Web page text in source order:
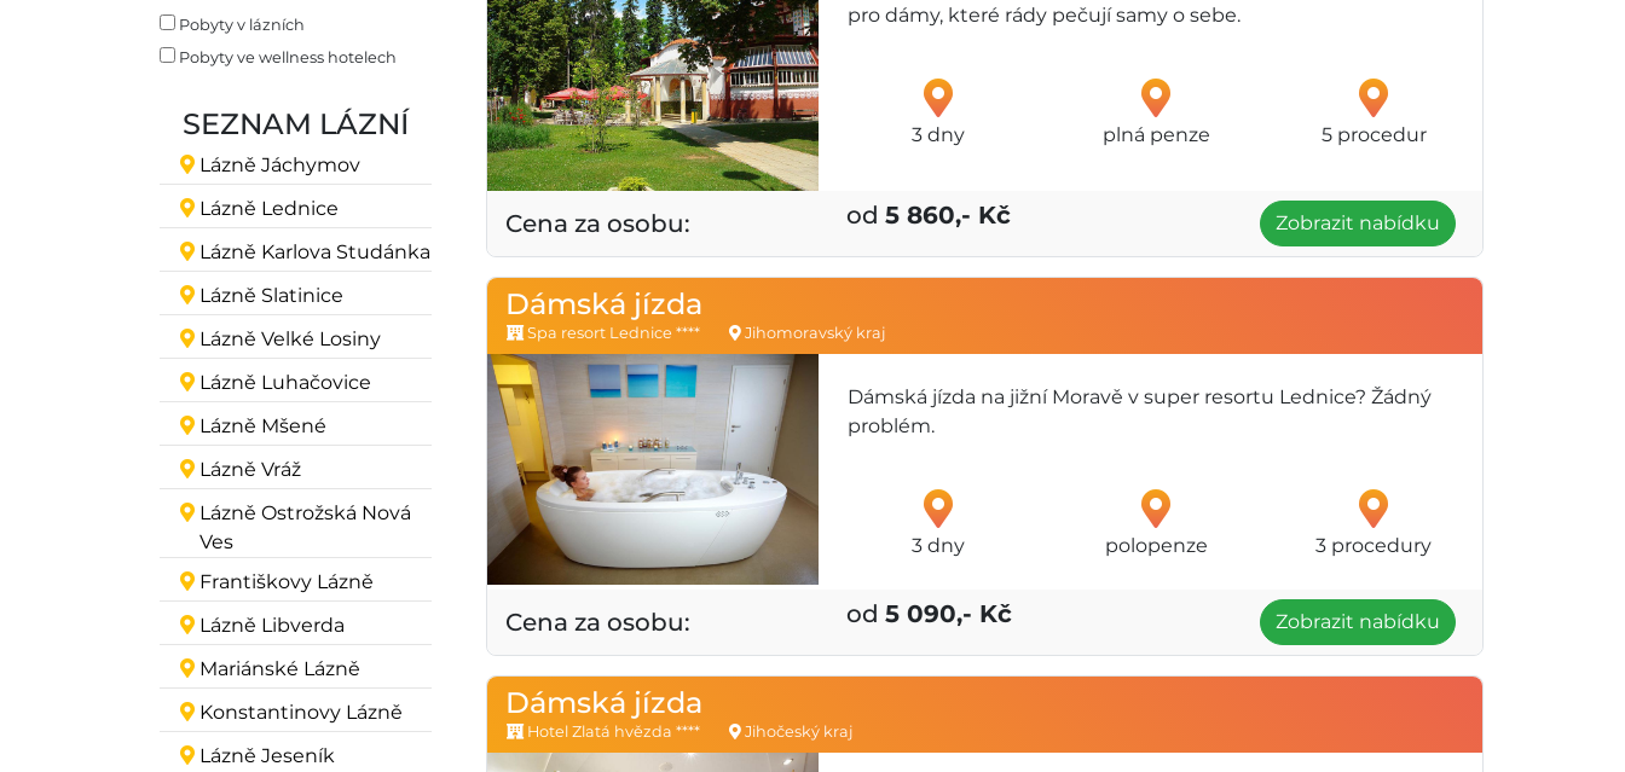
Pobyty v lázních
Pobyty ve wellness hotelech
SEZNAM LÁZNÍ
Lázně Jáchymov
Lázně Lednice
Lázně Karlova Studánka
Lázně Slatinice
Lázně Velké Losiny
Lázně Luhačovice
Lázně Mšené
Lázně Vráž
Lázně Ostrožská Nová
Ves
Františkovy Lázně
Lázně Libverda
Mariánské Lázně
Konstantinovy Lázně
Lázně Jeseník
pro dámy, které rády pečují samy o sebe.
3 dny plná penze 5 procedur
Cena za osobu: od5 860,- Kč Zobrazit nabídku
Dámská jízda
Spa resort Lednice **** Jihomoravský kraj
Dámská jízda na jižní Moravě v super resortu Lednice? Žádný
problém.
3 dny polopenze 3 procedury
Cena za osobu: od5 090,- Kč Zobrazit nabídku
Dámská jízda
Hotel Zlatá hvězda **** Jihočeský kraj